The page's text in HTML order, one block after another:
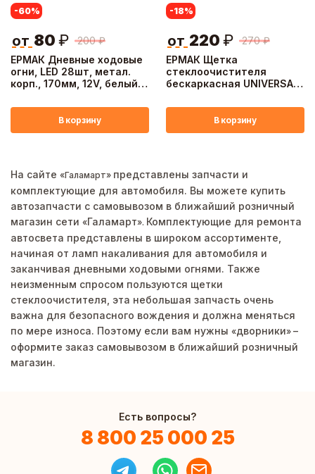
ЕРМАК Дневные ходовые
огни, LED 28шт, метал.
корп., 170мм, 12V, белый,
-60%
200 ₽
от 80 ₽
В корзину
ЕРМАК Щетка
стеклоочистителя
бескаркасная UNIVERSAL
-18%
270 ₽
от 220 ₽
В корзину
На сайте «Галамарт» представлены запчасти и
комплектующие для автомобиля. Вы можете купить
автозапчасти с самовывозом в ближайший розничный
магазин сети «Галамарт». Комплектующие для ремонта
автосвета представлены в широком ассортименте,
начиная от ламп накаливания для автомобиля и
заканчивая дневными ходовыми огнями. Также
неизменным спросом пользуются щетки
стеклоочистителя, эта небольшая запчасть очень
важна для безопасного вождения и должна меняться
по мере износа. Поэтому если вам нужны «дворники» –
оформите заказ самовывозом в ближайший розничный
магазин.
Есть вопросы?
8 800 25 000 25